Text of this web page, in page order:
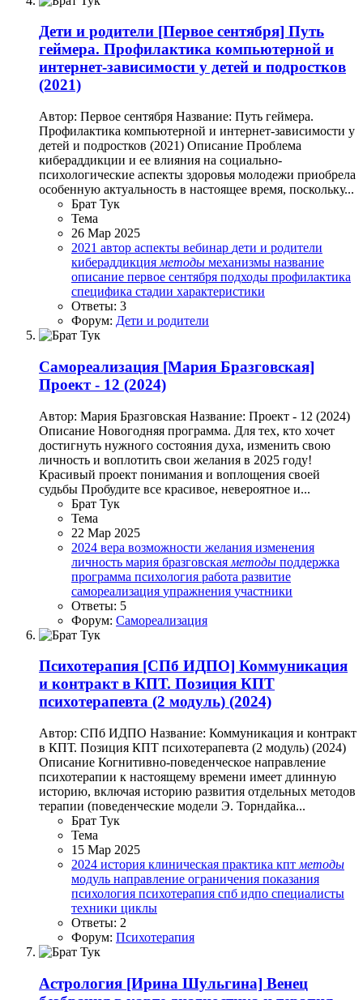
Дети и родители [Первое сентября] Путь
геймера. Профилактика компьютерной и
интернет-зависимости у детей и подростков
(2021)
Автор: Первое сентября Название: Путь геймера.
Профилактика компьютерной и интернет-зависимости у
детей и подростков (2021) Описание Проблема
кибераддикции и ее влияния на социально-
психологические аспекты здоровья молодежи приобрела
особенную актуальность в настоящее время, поскольку...
Брат Тук
Тема
26 Мар 2025
2021 автор аспекты вебинар дети и родители
кибераддикция методы механизмы название
описание первое сентября подходы профилактика
специфика стадии характеристики
Ответы: 3
Форум: Дети и родители
Самореализация [Мария Бразговская]
Проект - 12 (2024)
Автор: Мария Бразговская Название: Проект - 12 (2024)
Описание Новогодняя программа. Для тех, кто хочет
достигнуть нужного состояния духа, изменить свою
личность и воплотить свои желания в 2025 году!
Красивый проект понимания и воплощения своей
судьбы Пробудите все красивое, невероятное и...
Брат Тук
Тема
22 Мар 2025
2024 вера возможности желания изменения
личность мария бразговская методы поддержка
программа психология работа развитие
самореализация упражнения участники
Ответы: 5
Форум: Самореализация
Психотерапия [СПб ИДПО] Коммуникация
и контракт в КПТ. Позиция КПТ
психотерапевта (2 модуль) (2024)
Автор: СПб ИДПО Название: Коммуникация и контракт
в КПТ. Позиция КПТ психотерапевта (2 модуль) (2024)
Описание Когнитивно-поведенческое направление
психотерапии к настоящему времени имеет длинную
историю, включая историю развития отдельных методов
терапии (поведенческие модели Э. Торндайка...
Брат Тук
Тема
15 Мар 2025
2024 история клиническая практика кпт методы
модуль направление ограничения показания
психология психотерапия спб идпо специалисты
техники циклы
Ответы: 2
Форум: Психотерапия
Астрология [Ирина Шульгина] Венец